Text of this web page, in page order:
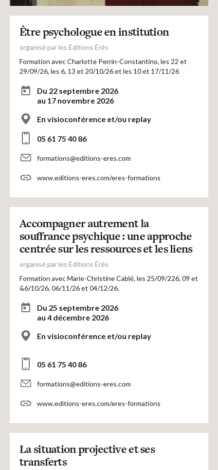
Être psychologue en institution
organisé par les Éditions Érès
Formation avec Charlotte Perrin-Constantino, les 22 et
29/09/26, les 6, 13 et 20/10/26 et les 10 et 17/11/26
Du 22 septembre 2026
au 17 novembre 2026
En visioconférence et/ou replay
05 61 75 40 86
formations@editions-eres.com
www.editions-eres.com/eres-formations
Accompagner autrement la
souffrance psychique : une approche
centrée sur les ressources et les liens
organisé par les Éditions Érès
Formation avec Marie-Christine Cablé, les 25/09/226, 09 et
&6/10/26, 06/11/26 et 04/12/26.
Du 25 septembre 2026
au 4 décembre 2026
En visioconférence et/ou replay
05 61 75 40 86
formations@editions-eres.com
www.editions-eres.com/eres-formations
La situation projective et ses
transferts